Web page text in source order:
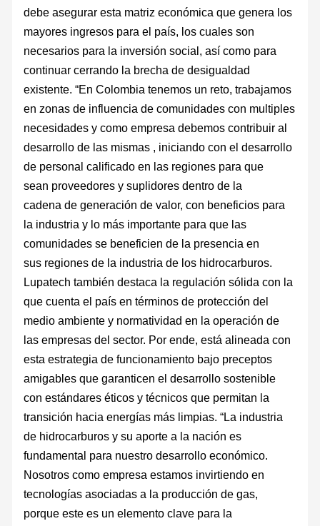
debe asegurar esta matriz económica que genera los
mayores ingresos para el país, los cuales son
necesarios para la inversión social, así como para
continuar cerrando la brecha de desigualdad
existente. “En Colombia tenemos un reto, trabajamos
en zonas de influencia de comunidades con multiples
necesidades y como empresa debemos contribuir al
desarrollo de las mismas , iniciando con el desarrollo
de personal calificado en las regiones para que
sean proveedores y suplidores dentro de la
cadena de generación de valor, con beneficios para
la industria y lo más importante para que las
comunidades se beneficien de la presencia en
sus regiones de la industria de los hidrocarburos.
Lupatech también destaca la regulación sólida con la
que cuenta el país en términos de protección del
medio ambiente y normatividad en la operación de
las empresas del sector. Por ende, está alineada con
esta estrategia de funcionamiento bajo preceptos
amigables que garanticen el desarrollo sostenible
con estándares éticos y técnicos que permitan la
transición hacia energías más limpias. “La industria
de hidrocarburos y su aporte a la nación es
fundamental para nuestro desarrollo económico.
Nosotros como empresa estamos invirtiendo en
tecnologías asociadas a la producción de gas,
porque este es un elemento clave para la